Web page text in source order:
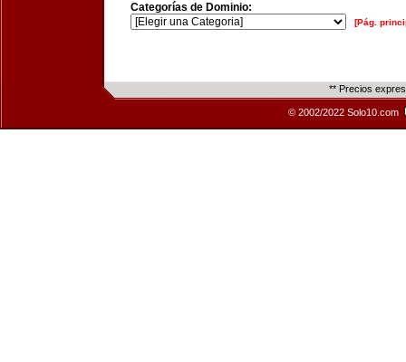
Categorías de Dominio:
[Pág.
** Precios
© 2002/2022 Solo10.com